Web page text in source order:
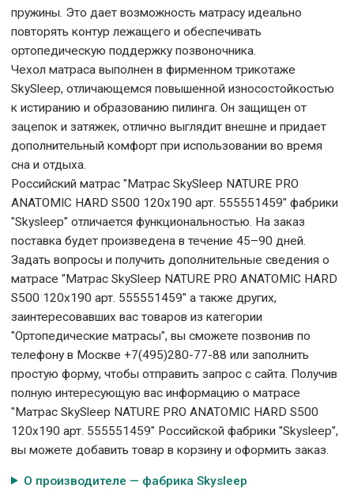
пружины. Это дает возможность матрасу идеально
повторять контур лежащего и обеспечивать
ортопедическую поддержку позвоночника.
Чехол матраса выполнен в фирменном трикотаже
SkySleep, отличающемся повышенной износостойкостью
к истиранию и образованию пилинга. Он защищен от
зацепок и затяжек, отлично выглядит внешне и придает
дополнительный комфорт при использовании во время
сна и отдыха.
Российский матрас "Матрас SkySleep NATURE PRO
ANATOMIC HARD S500 120x190 арт. 555551459" фабрики
"Skysleep" отличается функциональностью. На заказ
поставка будет произведена в течение 45–90 дней.
Задать вопросы и получить дополнительные сведения о
матрасе "Матрас SkySleep NATURE PRO ANATOMIC HARD
S500 120x190 арт. 555551459" а также других,
заинтересовавших вас товаров из категории
"Ортопедические матрасы", вы сможете позвонив по
телефону в Москве +7(495)280-77-88 или заполнить
простую форму, чтобы отправить запрос с сайта. Получив
полную интересующую вас информацию о матрасе
"Матрас SkySleep NATURE PRO ANATOMIC HARD S500
120x190 арт. 555551459" Российской фабрики "Skysleep",
вы можете добавить товар в корзину и оформить заказ.
О производителе — фабрика Skysleep